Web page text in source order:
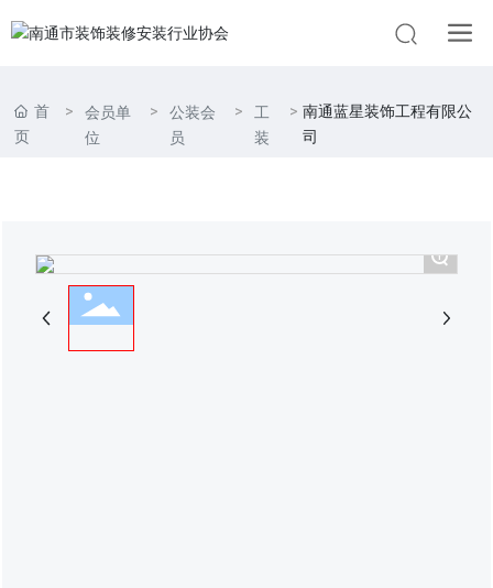
首
页
会员单
位
公装会
员
工
装
南通蓝星装饰工程有限公
司
+